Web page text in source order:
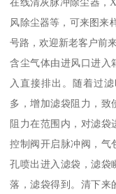
风除尘器等，可来图来
号路，欢迎新老客户前
含尘气体由进风口进入
入直接排出。随着过
多，增加滤袋阻力，致
阻力在范围内，对滤袋
控制阀开启脉冲阀，气
孔喷出进入滤袋，滤袋
落，滤袋得到。清下来